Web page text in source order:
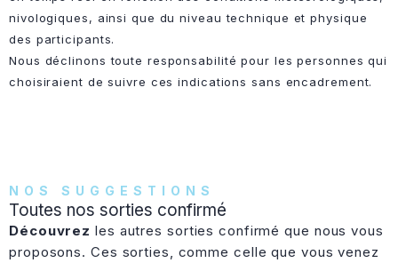
nivologiques, ainsi que du niveau technique et physique
des participants.
Nous déclinons toute responsabilité pour les personnes qui
choisiraient de suivre ces indications sans encadrement.
NOS SUGGESTIONS
Toutes nos sorties confirmé
Découvrez les autres sorties confirmé que nous vous
proposons. Ces sorties, comme celle que vous venez